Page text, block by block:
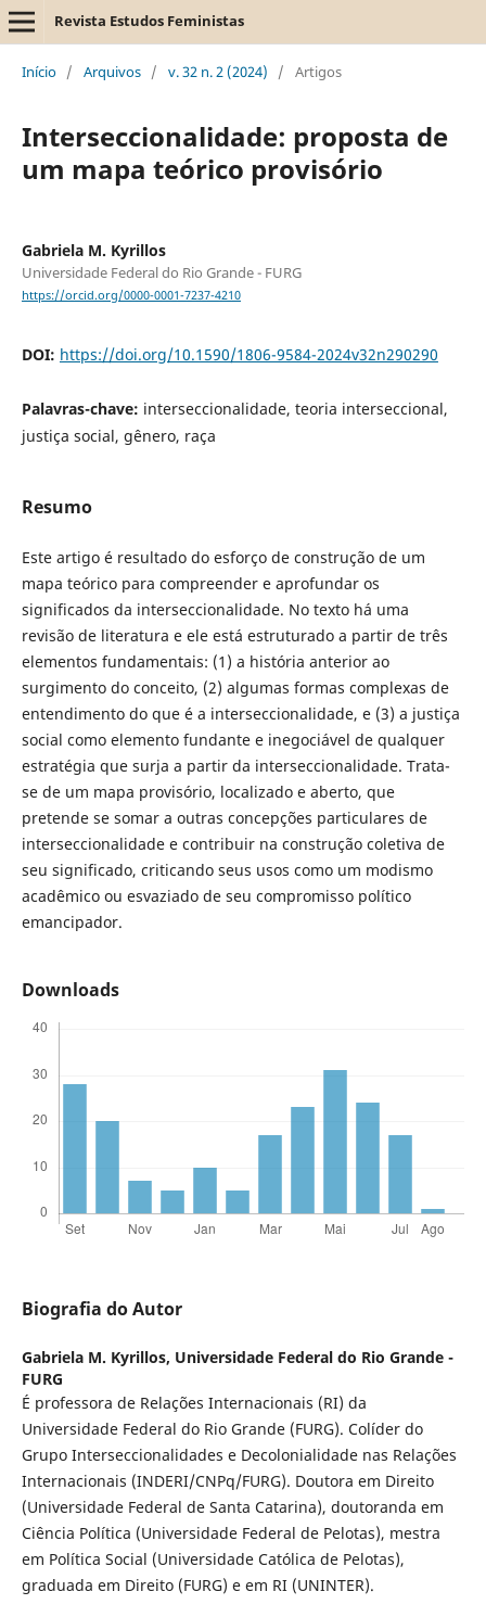
Revista Estudos Feministas
Início / Arquivos / v. 32 n. 2 (2024) / Artigos
Interseccionalidade: proposta de
um mapa teórico provisório
Gabriela M. Kyrillos
Universidade Federal do Rio Grande - FURG
https://orcid.org/0000-0001-7237-4210
DOI: https://doi.org/10.1590/1806-9584-2024v32n290290
Palavras-chave: interseccionalidade, teoria interseccional,
justiça social, gênero, raça
Resumo
Este artigo é resultado do esforço de construção de um
mapa teórico para compreender e aprofundar os
significados da interseccionalidade. No texto há uma
revisão de literatura e ele está estruturado a partir de três
elementos fundamentais: (1) a história anterior ao
surgimento do conceito, (2) algumas formas complexas de
entendimento do que é a interseccionalidade, e (3) a justiça
social como elemento fundante e inegociável de qualquer
estratégia que surja a partir da interseccionalidade. Trata-
se de um mapa provisório, localizado e aberto, que
pretende se somar a outras concepções particulares de
interseccionalidade e contribuir na construção coletiva de
seu significado, criticando seus usos como um modismo
acadêmico ou esvaziado de seu compromisso político
emancipador.
Downloads
Biografia do Autor
Gabriela M. Kyrillos, Universidade Federal do Rio Grande -
FURG
É professora de Relações Internacionais (RI) da
Universidade Federal do Rio Grande (FURG). Colíder do
Grupo Interseccionalidades e Decolonialidade nas Relações
Internacionais (INDERI/CNPq/FURG). Doutora em Direito
(Universidade Federal de Santa Catarina), doutoranda em
Ciência Política (Universidade Federal de Pelotas), mestra
em Política Social (Universidade Católica de Pelotas),
graduada em Direito (FURG) e em RI (UNINTER).